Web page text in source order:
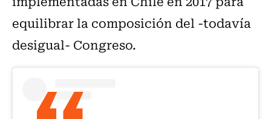
equilibrar la composición del -todavía
desigual- Congreso.